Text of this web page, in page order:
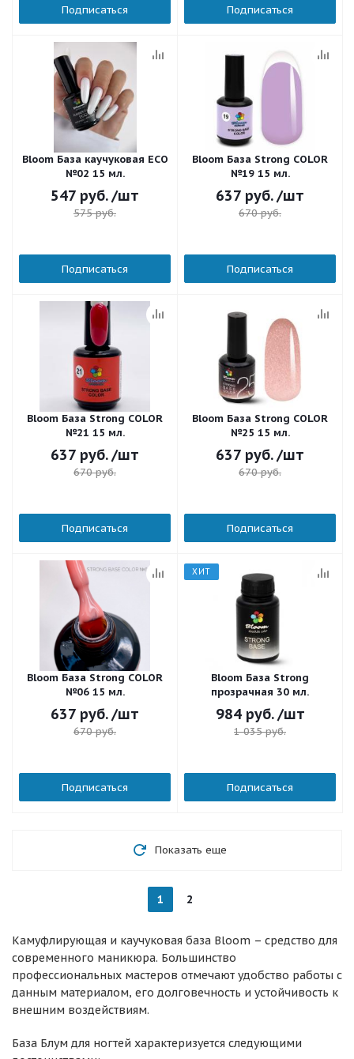
Подписаться Подписаться
Bloom База каучуковая ECO
№02 15 мл.
547 руб. /шт
575руб.
Подписаться
Bloom База Strong COLOR
№19 15 мл.
637 руб. /шт
670руб.
Подписаться
Bloom База Strong COLOR
№21 15 мл.
637 руб. /шт
670руб.
Подписаться
Bloom База Strong COLOR
№25 15 мл.
637 руб. /шт
670руб.
Подписаться
Bloom База Strong COLOR
№06 15 мл.
637 руб. /шт
670руб.
Подписаться
ХИТ
Bloom База Strong
прозрачная 30 мл.
984руб. /шт
1 035руб.
Подписаться
Показать еще
1 2
Камуфлирующая и каучуковая база Bloom – средство для
современного маникюра. Большинство
профессиональных мастеров отмечают удобство работы с
данным материалом, его долговечность и устойчивость к
внешним воздействиям.
База Блум для ногтей характеризуется следующими